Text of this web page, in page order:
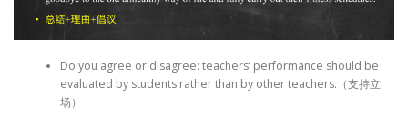
Do you agree or disagree: teachers’ performance should be
evaluated by students rather than by other teachers.（支持立
场）